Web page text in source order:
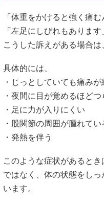
「体重をかけると強く痛む
「左足にしびれもあります
こうした訴えがある場合は
具体的には、
・じっとしていても痛みが
・夜間に目が覚めるほどつ
・足に力が入りにくい
・股関節の周囲が腫れてい
・発熱を伴う
このような症状があると
ではなく、体の状態をし
います。